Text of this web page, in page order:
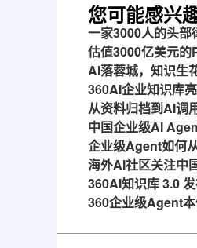
您可能感兴
一家3000人的头部
估值3000亿美元的
AI落蓉城，知识生
360AI企业知识库
从资料归档到AI调
中国企业级AI
企业级Agent如何
海外AI社区关注中
360AI知识库 3.0
360企业级Agent